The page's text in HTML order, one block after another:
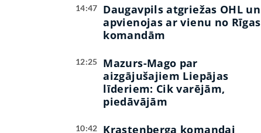
14:47
Daugavpils atgriežas OHL un
apvienojas ar vienu no Rīgas
komandām
12:25
Mazurs-Mago par
aizgājušajiem Liepājas
līderiem: Cik varējām,
piedāvājām
10:42
Krastenberga komandai